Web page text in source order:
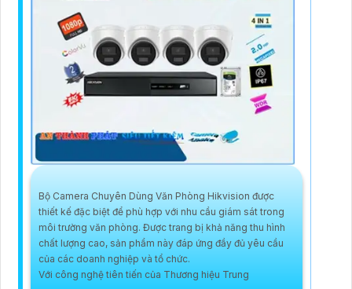
Bộ Camera Chuyên Dùng Văn Phòng Hikvision được
thiết kế đặc biệt để phù hợp với nhu cầu giám sát trong
môi trường văn phòng. Được trang bị khả năng thu hình
chất lượng cao, sản phẩm này đáp ứng đầy đủ yêu cầu
của các doanh nghiệp và tổ chức.
Với công nghệ tiên tiến của Thương hiệu Trung